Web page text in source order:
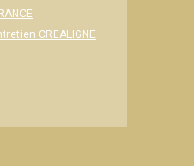
CREALIGNE